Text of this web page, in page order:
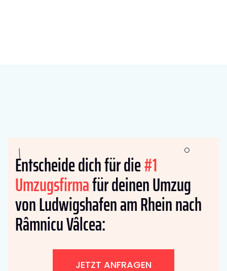
Entscheide dich für die#1
Umzugsfirmafür deinen Umzug
von Ludwigshafen am Rhein nach
Râmnicu Vâlcea:
JETZT ANFRAGEN